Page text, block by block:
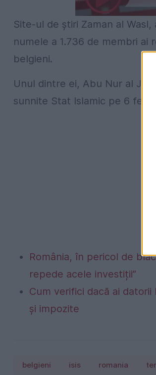
Site-ul de ştiri Zaman al
numele a 1.736 de membri
belgieni.
Unul dintre ei, Abu Nur al
sunnite Stat Islamic pe 6
România, în pericol de
repede acele investiții”
Cum verifici dacă ai
și impozite
belgieni isis romania